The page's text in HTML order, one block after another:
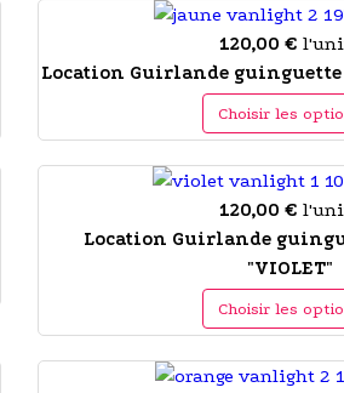
120,00 €
Location Guirlande guinguette
Choisir les
120,00 €
Location Guirlande
"VIOLET"
Choisir les